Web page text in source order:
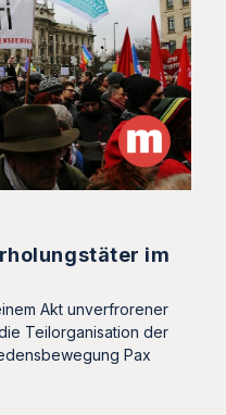
im
Akt unverfrorener
Teilorganisation der
Pax